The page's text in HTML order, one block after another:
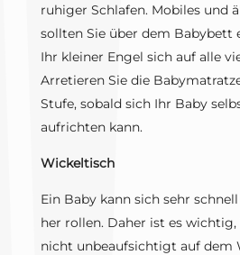
ruhiger Schlafen. Mobiles und
sollten Sie über dem Babybett
Ihr kleiner Engel sich auf alle
Arretieren Sie die
Stufe, sobald sich Ihr Baby
aufrichten kann.
Wickeltisch
Ein Baby kann sich sehr
her rollen. Daher ist es
nicht unbeaufsichtigt auf dem